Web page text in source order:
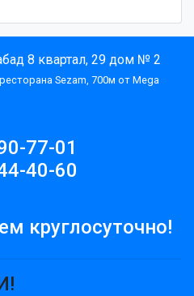
8 квартал, 29 дом № 2
Sezam, 700м от Mega
77-01
40-60
круглосуточно!